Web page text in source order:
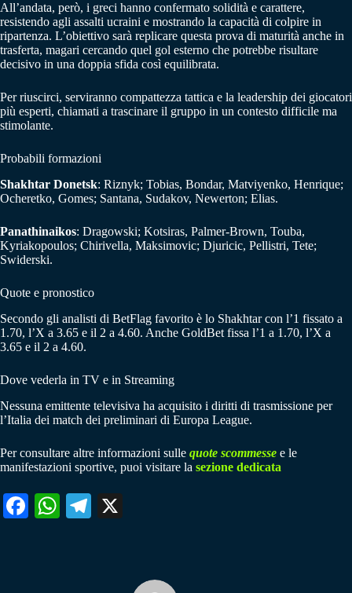
All’andata, però, i greci hanno confermato solidità e carattere,
resistendo agli assalti ucraini e mostrando la capacità di colpire in
ripartenza. L’obiettivo sarà replicare questa prova di maturità anche in
trasferta, magari cercando quel gol esterno che potrebbe risultare
decisivo in una doppia sfida così equilibrata.
Per riuscirci, serviranno compattezza tattica e la leadership dei giocatori
più esperti, chiamati a trascinare il gruppo in un contesto difficile ma
stimolante.
Probabili formazioni
Shakhtar Donetsk: Riznyk; Tobias, Bondar, Matviyenko, Henrique;
Ocheretko, Gomes; Santana, Sudakov, Newerton; Elias.
Panathinaikos: Dragowski; Kotsiras, Palmer-Brown, Touba,
Kyriakopoulos; Chirivella, Maksimovic; Djuricic, Pellistri, Tete;
Swiderski.
Quote e pronostico
Secondo gli analisti di BetFlag favorito è lo Shakhtar con l’1 fissato a
1.70, l’X a 3.65 e il 2 a 4.60. Anche GoldBet fissa l’1 a 1.70, l’X a
3.65 e il 2 a 4.60.
Dove vederla in TV e in Streaming
Nessuna emittente televisiva ha acquisito i diritti di trasmissione per
l’Italia dei match dei preliminari di Europa League.
Per consultare altre informazioni sulle quote scommesse e le
manifestazioni sportive, puoi visitare la sezione dedicata
Fa W
Te